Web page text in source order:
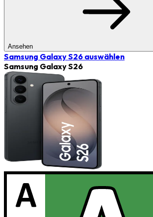
Ansehen
Samsung Galaxy S26 auswählen
Samsung Galaxy S26